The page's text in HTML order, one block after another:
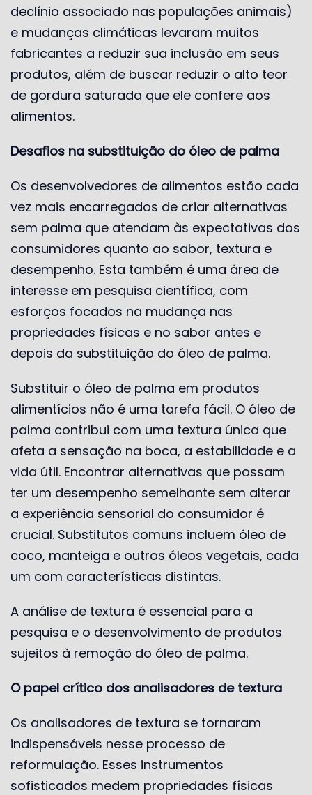
declínio associado nas populações animais)
e mudanças climáticas levaram muitos
fabricantes a reduzir sua inclusão em seus
produtos, além de buscar reduzir o alto teor
de gordura saturada que ele confere aos
alimentos.
Desafios na substituição do óleo de palma
Os desenvolvedores de alimentos estão cada
vez mais encarregados de criar alternativas
sem palma que atendam às expectativas dos
consumidores quanto ao sabor, textura e
desempenho. Esta também é uma área de
interesse em pesquisa científica, com
esforços focados na mudança nas
propriedades físicas e no sabor antes e
depois da substituição do óleo de palma.
Substituir o óleo de palma em produtos
alimentícios não é uma tarefa fácil. O óleo de
palma contribui com uma textura única que
afeta a sensação na boca, a estabilidade e a
vida útil. Encontrar alternativas que possam
ter um desempenho semelhante sem alterar
a experiência sensorial do consumidor é
crucial. Substitutos comuns incluem óleo de
coco, manteiga e outros óleos vegetais, cada
um com características distintas.
A análise de textura é essencial para a
pesquisa e o desenvolvimento de produtos
sujeitos à remoção do óleo de palma.
O papel crítico dos analisadores de textura
Os analisadores de textura se tornaram
indispensáveis ​​nesse processo de
reformulação. Esses instrumentos
sofisticados medem propriedades físicas